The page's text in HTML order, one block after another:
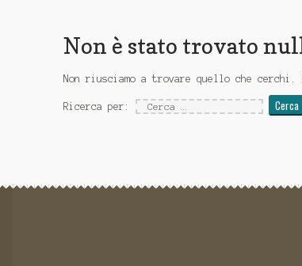
Non è stato trovato
Non riusciamo a trovare quello che
Ricerca per: